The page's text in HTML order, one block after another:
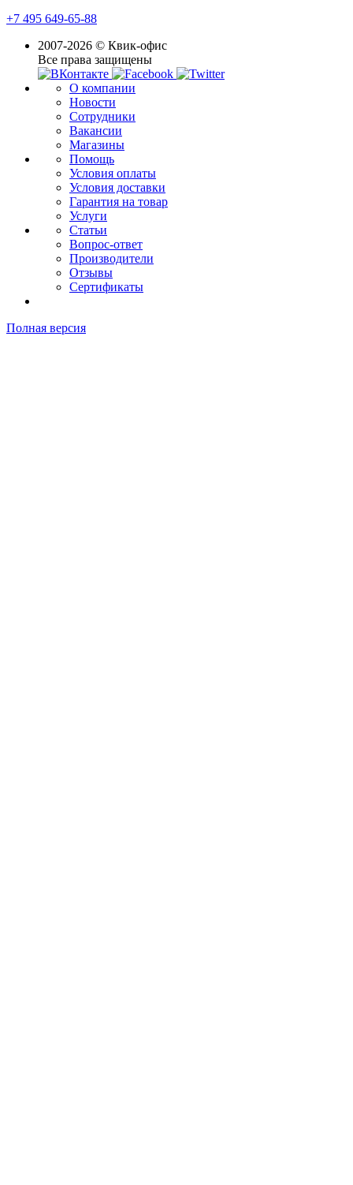
+7 495 649-65-88
2007-2026 © Квик-офис
Все права защищены
О компании
Новости
Сотрудники
Вакансии
Магазины
Помощь
Условия оплаты
Условия доставки
Гарантия на товар
Услуги
Статьи
Вопрос-ответ
Производители
Отзывы
Сертификаты
Полная версия